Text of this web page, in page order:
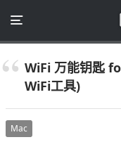
WiFi 万能钥匙
WiFi工具)
Mac